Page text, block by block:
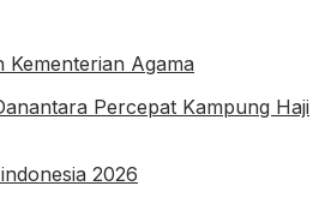
Percepat Kampung Haji